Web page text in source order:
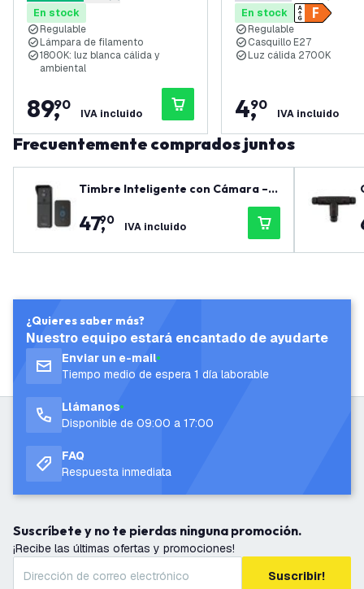
Magnético - Titanio
En stock
Regulable
Lámpara de filamento
1800K: luz blanca cálida y
ambiental
89,
90
IVA incluido
En stock
Regulable
Casquillo E27
Luz cálida 2700K
4,
90
IVA incluido
Frecuentemente comprados juntos
Timbre Inteligente con Cámara – T
imbre de Video con Cable sin Suscr
ipción - WiFi - Full HD - Incluye Cam
panilla
47,
90 IVA incluido
¿Quieres saber más?
Nuestro equipo estará encantado de ayudarte
Enviar un e-mail
Tiempo medio de espera 1 día laborable
Llámanos
Disponible de 09:00 a 17:00
FAQ
Respuesta inmediata
Suscríbete y no te pierdas ninguna promoción.
¡Recibe las últimas ofertas y promociones!
Suscribir!